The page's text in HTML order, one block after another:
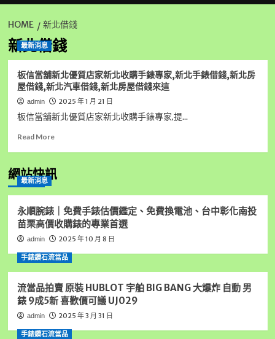
HOME 新北借錢
新北借錢
最新消息
板信當舖新北優質店家新北收購手錶專家,新北手錶借錢,新北房
屋借錢,新北汽車借錢,新北房屋借錢來這
admin 2025 年 1 月 21 日
板信當舖新北優質店家新北收購手錶專家,提...
Read MoreRead
板
信
當
舖
新
北
優
質
店
家
新
北
收
購
手
網站快訊
最新消息
永順腕錶｜免費手錶估價鑑定、免費換電池、台中彰化南投
苗栗高價收購錶的專業首選
admin 2025 年 10 月 8 日
手錶鑽石流當品
流當品拍賣 原裝 HUBLOT 宇舶 BIG BANG 大爆炸 自動 男
錶 9成5新 喜歡價可議 UJ029
admin 2025 年 3 月 31 日
手錶鑽石流當品